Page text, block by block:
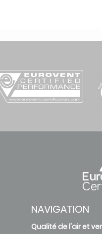
NAVIGATION
Qualité de l'air et